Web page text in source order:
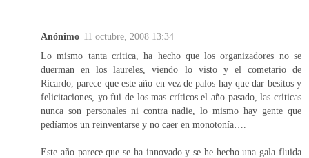
Anónimo 11 octubre, 2008 13:34
Lo mismo tanta critica, ha hecho que los organizadores no se
duerman en los laureles, viendo lo visto y el cometario de
Ricardo, parece que este año en vez de palos hay que dar besitos y
felicitaciones, yo fui de los mas críticos el año pasado, las criticas
nunca son personales ni contra nadie, lo mismo hay gente que
pedíamos un reinventarse y no caer en monotonía….
Este año parece que se ha innovado y se he hecho una gala fluida